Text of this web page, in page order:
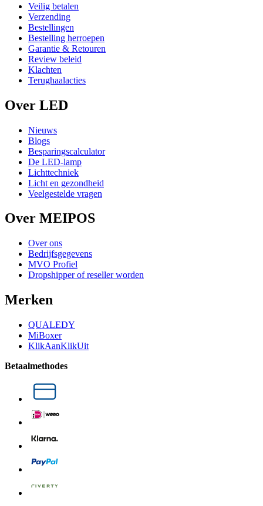
Veilig betalen
Verzending
Bestellingen
Bestelling herroepen
Garantie & Retouren
Review beleid
Klachten
Terughaalacties
Over LED
Nieuws
Blogs
Besparingscalculator
De LED-lamp
Lichttechniek
Licht en gezondheid
Veelgestelde vragen
Over MEIPOS
Over ons
Bedrijfsgegevens
MVO Profiel
Dropshipper of reseller worden
Merken
QUALEDY
MiBoxer
KlikAanKlikUit
Betaalmethodes